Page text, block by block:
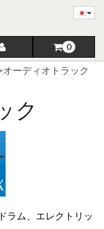
0
オーディオトラック
ク
ラム、エレクトリッ